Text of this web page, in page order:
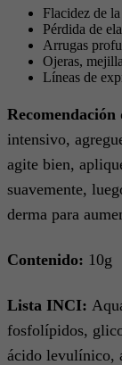
Flacidez de
Pérdida de
Arrugas
Ojeras,
Líneas de
intensivo,
agite bien,
suavemente,
derma para
Contenido: 10g
Lista INCI:
fosfolípidos,
ácido levulínico,